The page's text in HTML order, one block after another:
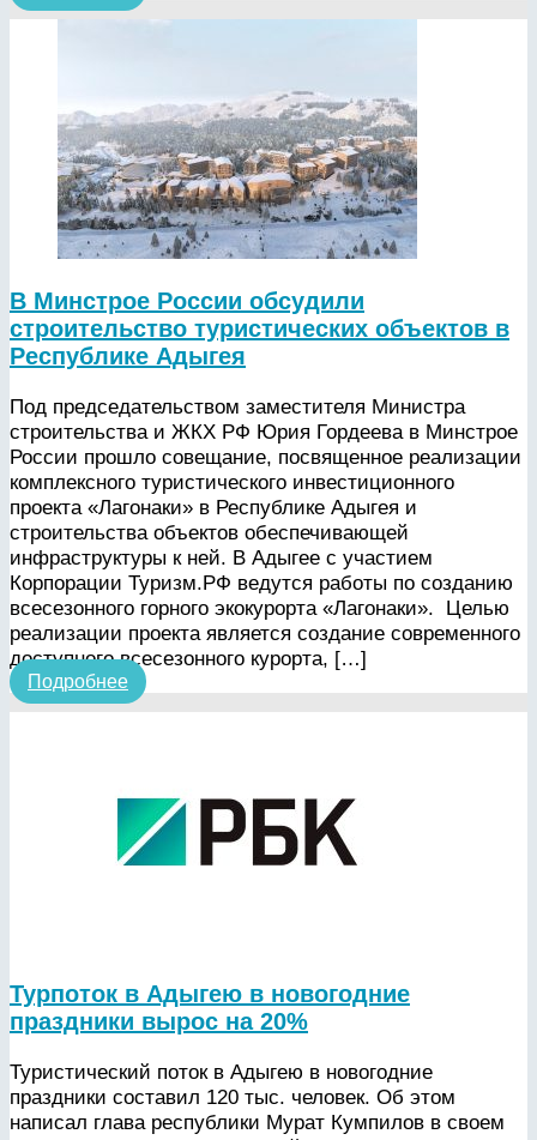
В Минстрое России обсудили
строительство туристических объектов в
Республике Адыгея
Под председательством заместителя Министра
строительства и ЖКХ РФ Юрия Гордеева в Минстрое
России прошло совещание, посвященное реализации
комплексного туристического инвестиционного
проекта «Лагонаки» в Республике Адыгея и
строительства объектов обеспечивающей
инфраструктуры к ней. В Адыгее с участием
Корпорации Туризм.РФ ведутся работы по созданию
всесезонного горного экокурорта «Лагонаки». Целью
реализации проекта является создание современного
доступного всесезонного курорта, […]
Подробнее
Турпоток в Адыгею в новогодние
праздники вырос на 20%
Туристический поток в Адыгею в новогодние
праздники составил 120 тыс. человек. Об этом
написал глава республики Мурат Кумпилов в своем